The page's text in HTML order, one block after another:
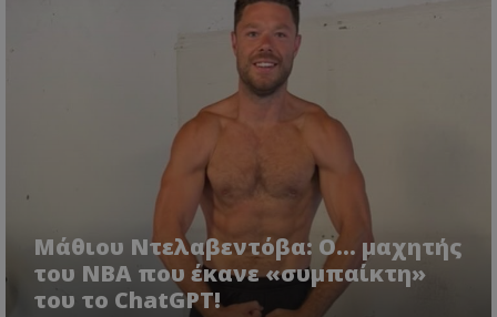
Μάθιου Ντελαβεντόβα: Ο… μαχητής
του NBA που έκανε «συμπαίκτη»
του το ChatGPT!